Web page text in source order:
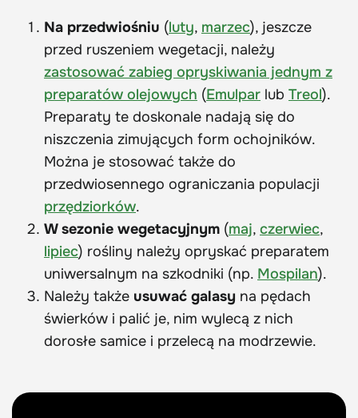
Na przedwiośniu (luty, marzec), jeszcze
przed ruszeniem wegetacji, należy
zastosować zabieg opryskiwania jednym z
preparatów olejowych (Emulpar lub Treol).
Preparaty te doskonale nadają się do
niszczenia zimujących form ochojników.
Można je stosować także do
przedwiosennego ograniczania populacji
przędziorków.
W sezonie wegetacyjnym (maj, czerwiec,
lipiec) rośliny należy opryskać preparatem
uniwersalnym na szkodniki (np. Mospilan).
Należy także usuwać galasy na pędach
świerków i palić je, nim wylecą z nich
dorosłe samice i przelecą na modrzewie.